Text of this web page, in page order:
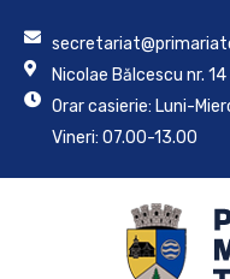
Nicolae Bălcescu nr.
Orar casierie: Luni-
Vineri: 07.00-13.00